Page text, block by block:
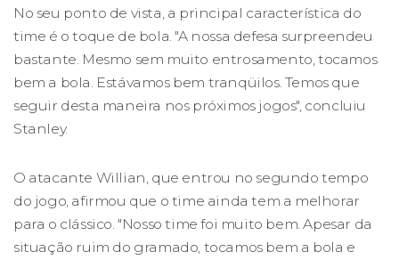
No seu ponto de vista, a principal característica do
time é o toque de bola. "A nossa defesa surpreendeu
bastante. Mesmo sem muito entrosamento, tocamos
bem a bola. Estávamos bem tranqüilos. Temos que
seguir desta maneira nos próximos jogos", concluiu
Stanley.
O atacante Willian, que entrou no segundo tempo
do jogo, afirmou que o time ainda tem a melhorar
para o clássico. "Nosso time foi muito bem. Apesar da
situação ruim do gramado, tocamos bem a bola e